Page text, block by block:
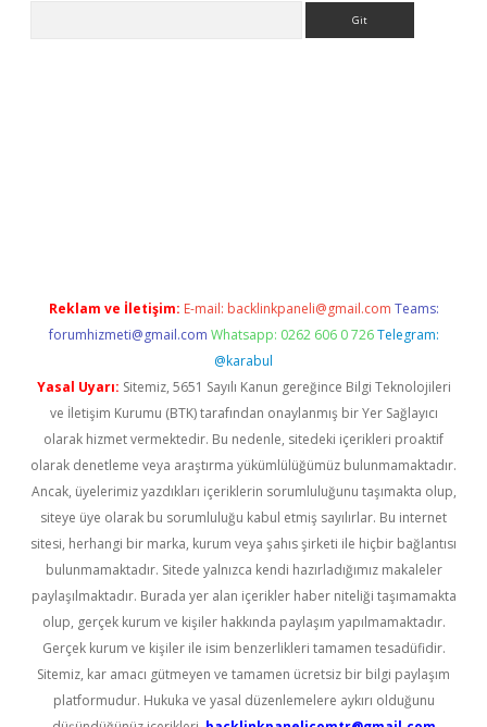
Reklam ve İletişim: E-mail: backlinkpaneli@gmail.com Teams:
forumhizmeti@gmail.com Whatsapp: 0262 606 0 726 Telegram:
@karabul
Yasal Uyarı: Sitemiz, 5651 Sayılı Kanun gereğince Bilgi Teknolojileri
ve İletişim Kurumu (BTK) tarafından onaylanmış bir Yer Sağlayıcı
olarak hizmet vermektedir. Bu nedenle, sitedeki içerikleri proaktif
olarak denetleme veya araştırma yükümlülüğümüz bulunmamaktadır.
Ancak, üyelerimiz yazdıkları içeriklerin sorumluluğunu taşımakta olup,
siteye üye olarak bu sorumluluğu kabul etmiş sayılırlar. Bu internet
sitesi, herhangi bir marka, kurum veya şahıs şirketi ile hiçbir bağlantısı
bulunmamaktadır. Sitede yalnızca kendi hazırladığımız makaleler
paylaşılmaktadır. Burada yer alan içerikler haber niteliği taşımamakta
olup, gerçek kurum ve kişiler hakkında paylaşım yapılmamaktadır.
Gerçek kurum ve kişiler ile isim benzerlikleri tamamen tesadüfidir.
Sitemiz, kar amacı gütmeyen ve tamamen ücretsiz bir bilgi paylaşım
platformudur. Hukuka ve yasal düzenlemelere aykırı olduğunu